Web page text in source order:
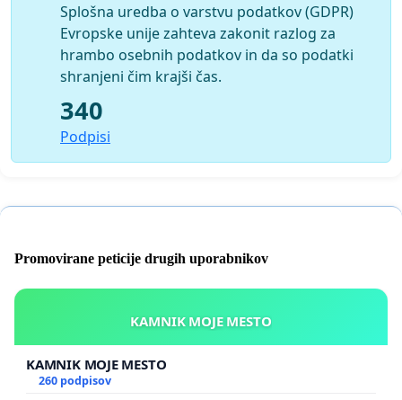
Splošna uredba o varstvu podatkov (GDPR)
Evropske unije zahteva zakonit razlog za
hrambo osebnih podatkov in da so podatki
shranjeni čim krajši čas.
340
Podpisi
Promovirane peticije drugih uporabnikov
KAMNIK MOJE MESTO
KAMNIK MOJE MESTO
260 podpisov